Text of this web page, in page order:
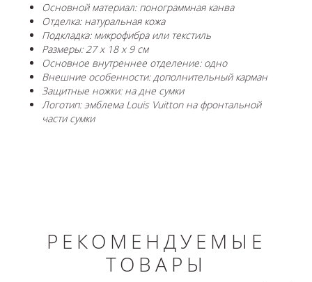
Основной материал: понограммная канва
Отделка: натуральная кожа
Подкладка: микрофибра или текстиль
Размеры: 27 x 18 x 9 см
Основное внутреннее отделение: одно
Внешние особенности: дополнительный карман
Защитные ножки: на дне сумки
Логотип: эмблема Louis Vuitton на фронтальной
части сумки
РЕКОМЕНДУЕМЫЕ
ТОВАРЫ